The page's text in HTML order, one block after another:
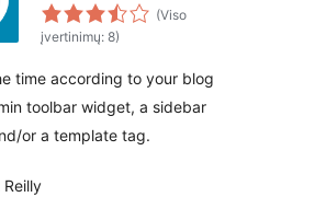
(Viso
įvertinimų: 8)
time according to your blog
toolbar widget, a sidebar
or a template tag.